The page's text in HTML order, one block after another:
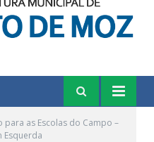
para as Escolas do Campo –
Esquerda